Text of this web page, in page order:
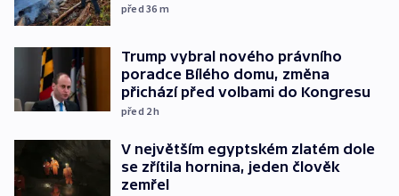
před 36 m
Trump vybral nového právního
poradce Bílého domu, změna
přichází před volbami do Kongresu
před 2h
V největším egyptském zlatém dole
se zřítila hornina, jeden člověk
zemřel